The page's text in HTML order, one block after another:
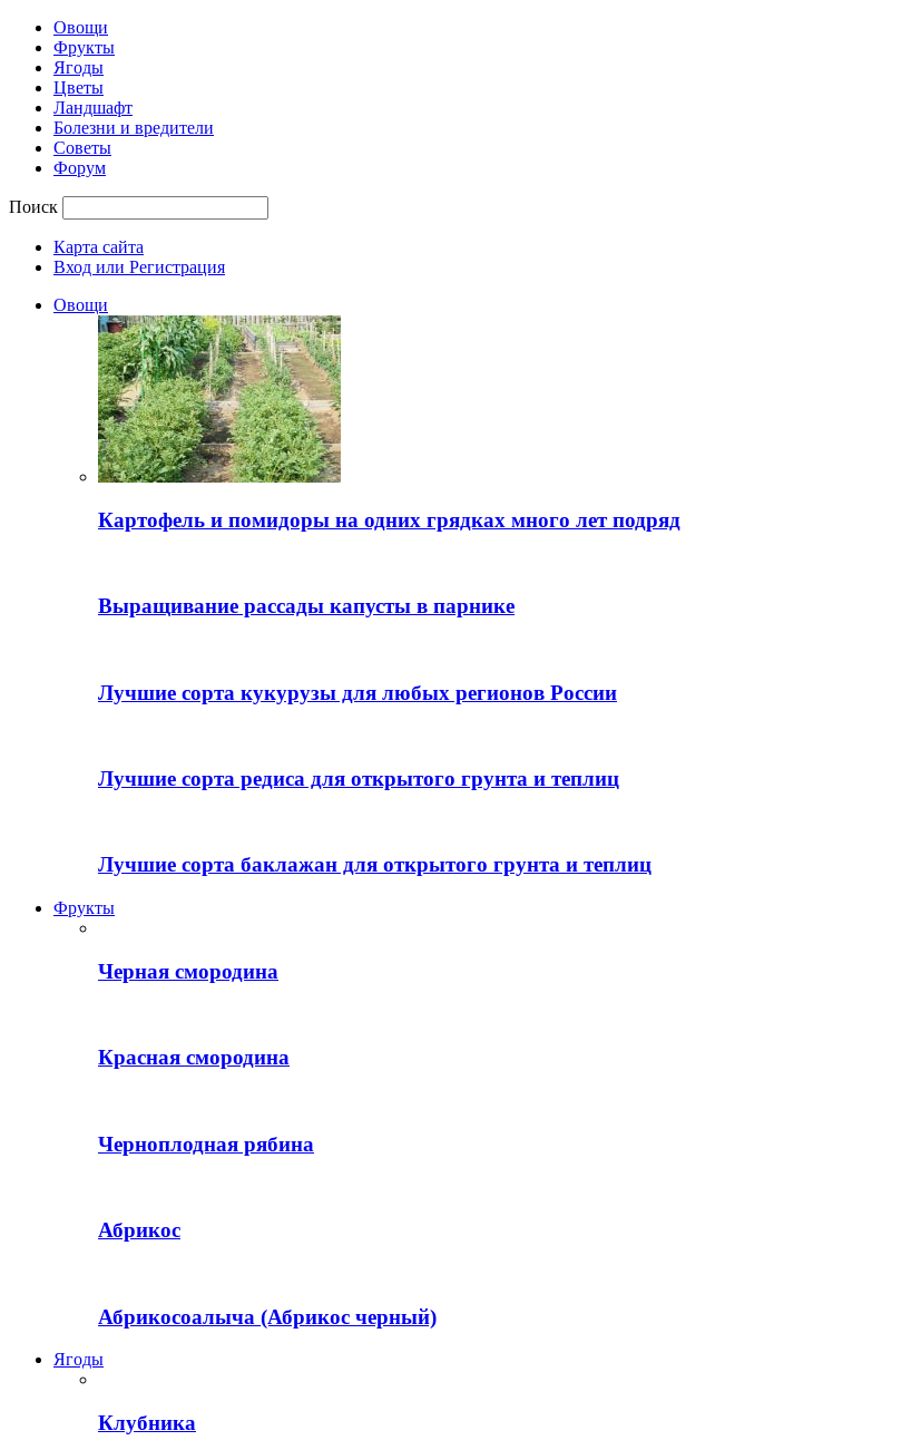
Овощи
Фрукты
Ягоды
Цветы
Ландшафт
Болезни и вредители
Советы
Форум
Поиск
Карта сайта
Вход или Регистрация
Овощи
Картофель и помидоры на одних грядках много лет подряд
Выращивание рассады капусты в парнике
Лучшие сорта кукурузы для любых регионов России
Лучшие сорта редиса для открытого грунта и теплиц
Лучшие сорта баклажан для открытого грунта и теплиц
Фрукты
Черная смородина
Красная смородина
Черноплодная рябина
Абрикос
Абрикосоалыча (Абрикос черный)
Ягоды
Клубника